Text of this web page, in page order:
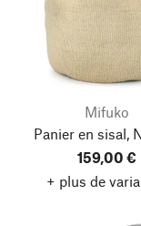
Mifuko
Panier en sisal,
159,00 €
+ plus de